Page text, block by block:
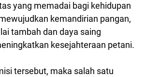
yang memadai bagi kehidupan
kemandirian pangan,
tambah dan daya saing
kesejahteraan petani.
tersebut, maka salah satu